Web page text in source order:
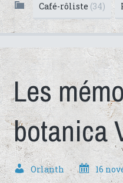
Café-rôliste (34)
Les
botanica
Orlanth 16